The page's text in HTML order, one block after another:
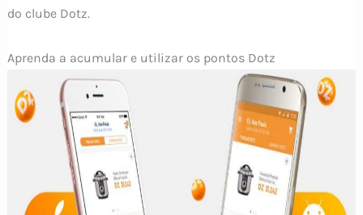
do clube Dotz.
Aprenda a acumular e utilizar os pontos Dotz